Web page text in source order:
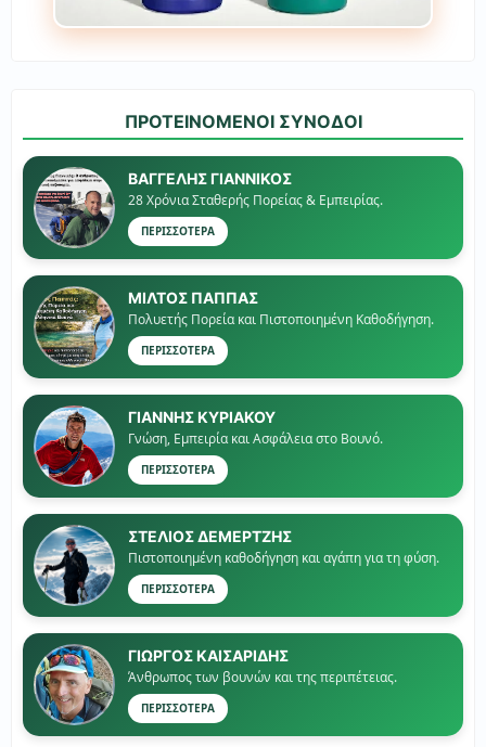
ΠΡΟΤΕΙΝΟΜΕΝΟΙ ΣΥΝΟΔΟΙ
ΒΑΓΓΕΛΗΣ ΓΙΑΝΝΙΚΟΣ
28 Χρόνια Σταθερής Πορείας & Εμπειρίας.
ΠΕΡΙΣΣΟΤΕΡΑ
ΜΙΛΤΟΣ ΠΑΠΠΑΣ
Πολυετής Πορεία και Πιστοποιημένη Καθοδήγηση.
ΠΕΡΙΣΣΟΤΕΡΑ
ΓΙΑΝΝΗΣ ΚΥΡΙΑΚΟΥ
Γνώση, Εμπειρία και Ασφάλεια στο Βουνό.
ΠΕΡΙΣΣΟΤΕΡΑ
ΣΤΕΛΙΟΣ ΔΕΜΕΡΤΖΗΣ
Πιστοποιημένη καθοδήγηση και αγάπη για τη φύση.
ΠΕΡΙΣΣΟΤΕΡΑ
ΓΙΏΡΓΟΣ ΚΑΙΣΑΡΙΔΗΣ
Άνθρωπος των βουνών και της περιπέτειας.
ΠΕΡΙΣΣΟΤΕΡΑ